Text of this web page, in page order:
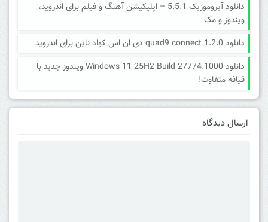
دانلود آیروموزیک 5.5.1 – اپلیکیشن آهنگ و فیلم برای اندروید،
ویندوز و مک
دانلود quad9 connect 1.2.0 دی ان اس کواد ناین برای اندروید
دانلود Windows 11 25H2 Build 27774.1000 ویندوز جدید با
قیافه متفاوت!
ارسال دیدگاه